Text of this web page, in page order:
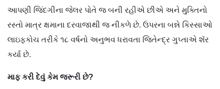
આપણી જિંદગીના જેલર પોતે જ બની રહીએ છીએ અને મુક્તિનો
રસ્તો માત્ર ક્ષમાના દરવાજાથી જ નીકળે છે. ઉપરના બન્ને કિસ્સાઓ
લાઇફકોચ તરીકે ૧૮ વર્ષનો અનુભવ ધરાવતા જિતેન્દ્ર ગુપ્તાએ શૅર
કર્યા છે.
માફ કરી દેવું કેમ જરૂરી છે?